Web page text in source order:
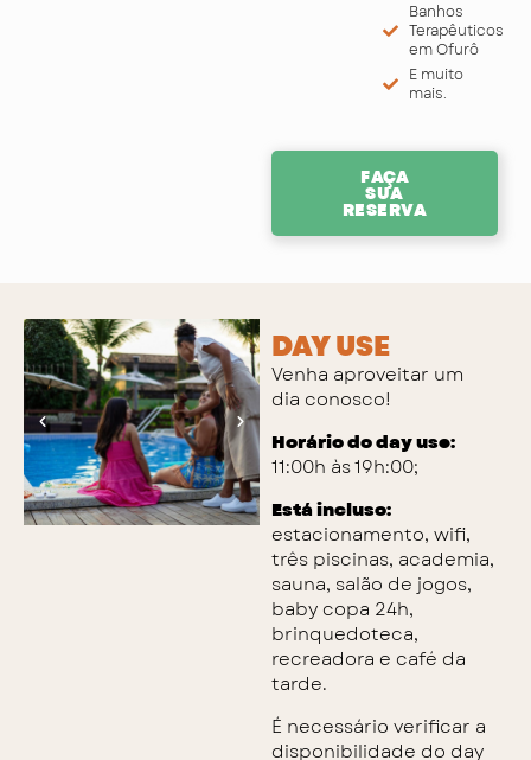
Banhos
Terapêuticos
em Ofurô
E muito
mais.
FAÇA
SUA
RESERVA
DAY USE
Venha aproveitar um
dia conosco!
Horário do day use:
11:00h às 19h:00;
Está incluso:
estacionamento, wifi,
três piscinas, academia,
sauna, salão de jogos,
baby copa 24h,
brinquedoteca,
recreadora e café da
tarde.
É necessário verificar a
disponibilidade do day